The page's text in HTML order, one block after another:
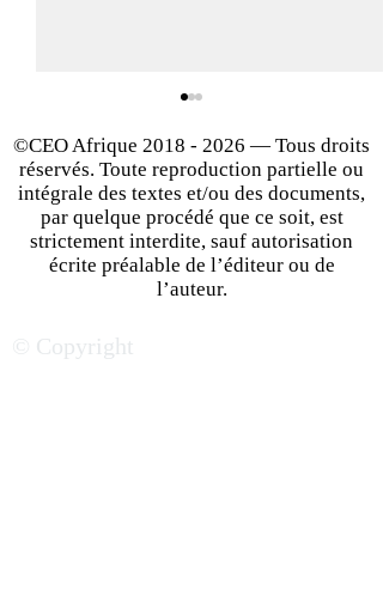
Les 10 Secrets d'un
séduire des investisseurs
©CEO Afrique 2018 - 2026 — Tous droits
réservés. Toute reproduction partielle ou
intégrale des textes et/ou des documents,
par quelque procédé que ce soit, est
strictement interdite, sauf autorisation
écrite préalable de l’éditeur ou de
l’auteur.
© Copyright